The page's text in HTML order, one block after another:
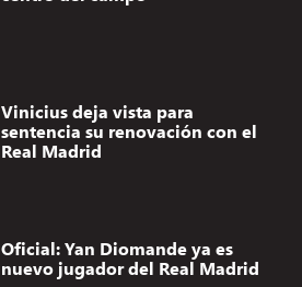
Vinicius deja vista para
sentencia su renovación con el
Real Madrid
Oficial: Yan Diomande ya es
nuevo jugador del Real Madrid